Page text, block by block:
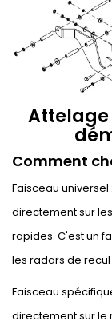
Comment
Faisceau
directement sur
rapides. C'est un
les radars de recul
Faisceau
directement sur le